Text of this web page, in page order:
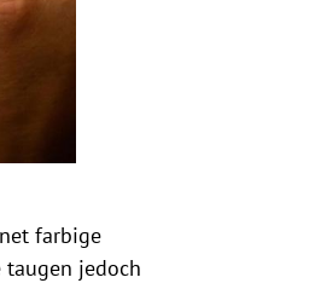
farbige
jedoch